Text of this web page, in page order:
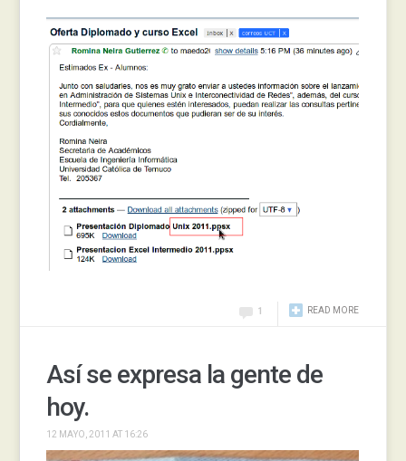
READ MORE
1
Así se expresa la gente de
hoy.
12 MAYO, 2011 AT 16:26